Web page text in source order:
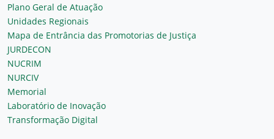
Plano Geral de Atuação
Unidades Regionais
Mapa de Entrância das Promotorias de Justiça
JURDECON
NUCRIM
NURCIV
Memorial
Laboratório de Inovação
Transformação Digital